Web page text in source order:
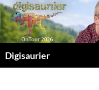
Zum
Inhalt
springen
Digisaurier